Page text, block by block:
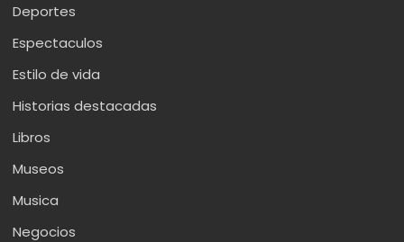
Deportes
Espectaculos
Estilo de vida
Historias destacadas
Libros
Museos
Musica
Negocios